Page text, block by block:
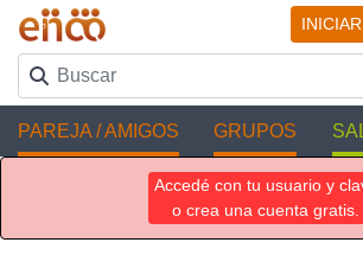
PAREJA / AMIGOS GRUPOS
Accedé con tu usuario y
o crea una cuenta gratis.